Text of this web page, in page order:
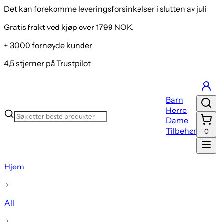
Det kan forekomme leveringsforsinkelser i slutten av juli
Gratis frakt ved kjøp over 1799 NOK.
+ 3000 fornøyde kunder
4,5 stjerner på Trustpilot
Barn
Herre
Dame
Tilbehør
0
Hjem
All